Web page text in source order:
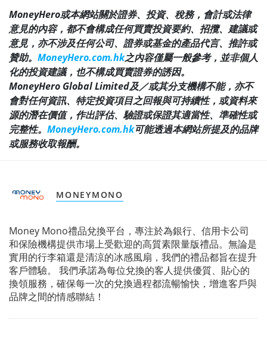
MoneyHero或本網站關於證券、投資、稅務，會計或法律
意見的內容，都不會構成任何買賣投資要約、招攬、建議或
意見，亦不涉及任何公司、證券或基金的產品代言、推許或
贊助。 MoneyHero.com.hk之內容僅屬一般參考，並非個人
化的投資建議，也不構成買賣證券的誘因。
MoneyHero Global Limited及／或其分支機構不能，亦不
會對任何資訊、特定投資項目之回報與可持續性，或資料來
源的潛在價值，作出評估、驗證或保證其適當性、準確性或
完整性。 MoneyHero.com.hk可能透過本網站所提及的品牌
或服務收取報酬。
MONEYMONO
Money Mono禮品兌換平台，專注於為銀行、信用卡公司
和保險機構提供市場上受歡迎的高質素限量版禮品。無論是
實用的行李箱還是清涼的冰感風扇，我們的禮品都旨在提升
客戶體驗。 我們承諾為每位兌換的客人提供優質、貼心的
換領服務，確保每一次的兌換過程都流暢愉快，增進客戶與
品牌之間的情感聯結！